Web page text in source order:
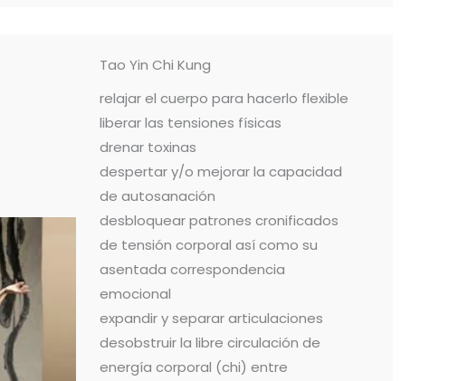
Tao Yin Chi Kung
relajar el cuerpo para hacerlo flexible
liberar las tensiones físicas
drenar toxinas
despertar y/o mejorar la capacidad
de autosanación
desbloquear patrones cronificados
de tensión corporal así como su
asentada correspondencia
emocional
expandir y separar articulaciones
desobstruir la libre circulación de
energía corporal (chi) entre